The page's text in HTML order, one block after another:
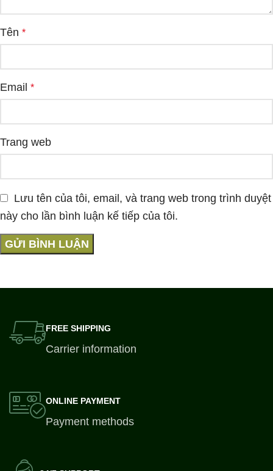
Tên *
Email *
Trang web
Lưu tên của tôi, email, và trang web trong trình duyệt
này cho lần bình luận kế tiếp của tôi.
FREE SHIPPING
Carrier information
ONLINE PAYMENT
Payment methods